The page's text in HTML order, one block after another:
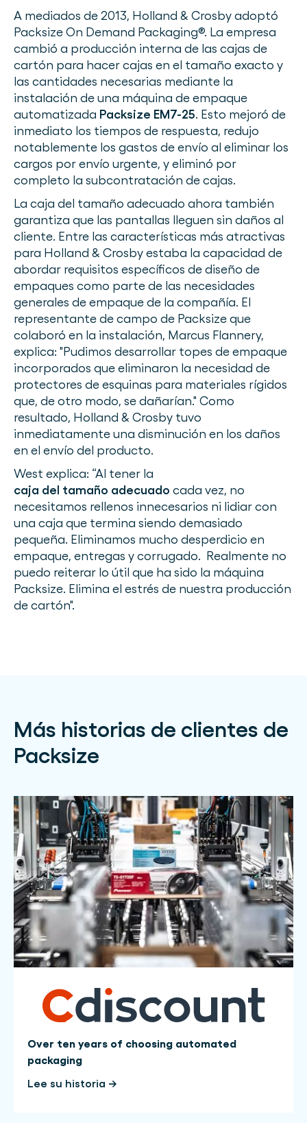
A mediados de 2013, Holland & Crosby adoptó
Packsize On Demand Packaging®. La empresa
cambió a producción interna de las cajas de
cartón para hacer cajas en el tamaño exacto y
las cantidades necesarias mediante la
instalación de una máquina de empaque
automatizada Packsize EM7-25. Esto mejoró de
inmediato los tiempos de respuesta, redujo
notablemente los gastos de envío al eliminar los
cargos por envío urgente, y eliminó por
completo la subcontratación de cajas.
La caja del tamaño adecuado ahora también
garantiza que las pantallas lleguen sin daños al
cliente. Entre las características más atractivas
para Holland & Crosby estaba la capacidad de
abordar requisitos específicos de diseño de
empaques como parte de las necesidades
generales de empaque de la compañía. El
representante de campo de Packsize que
colaboró en la instalación, Marcus Flannery,
explica: "Pudimos desarrollar topes de empaque
incorporados que eliminaron la necesidad de
protectores de esquinas para materiales rígidos
que, de otro modo, se dañarían." Como
resultado, Holland & Crosby tuvo
inmediatamente una disminución en los daños
en el envío del producto.
West explica: “Al tener la
caja del tamaño adecuado cada vez, no
necesitamos rellenos innecesarios ni lidiar con
una caja que termina siendo demasiado
pequeña. Eliminamos mucho desperdicio en
empaque, entregas y corrugado. Realmente no
puedo reiterar lo útil que ha sido la máquina
Packsize. Elimina el estrés de nuestra producción
de cartón".
Más historias de clientes de
Packsize
Over ten years of choosing automated
packaging
Lee su historia →